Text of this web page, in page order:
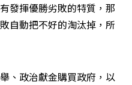
發揮優勝劣敗的特質，那
自動把不好的淘汰掉，所
、政治獻金購買政府，以